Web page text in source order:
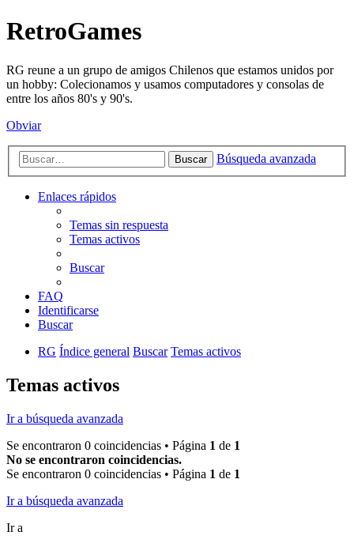
RetroGames
RG reune a un grupo de amigos Chilenos que estamos unidos por
un hobby: Colecionamos y usamos computadores y consolas de
entre los años 80's y 90's.
Obviar
Buscar Búsqueda avanzada
Enlaces rápidos
Temas sin respuesta
Temas activos
Buscar
FAQ
Identificarse
Buscar
RG Índice general Buscar Temas activos
Temas activos
Ir a búsqueda avanzada
Se encontraron 0 coincidencias • Página 1 de 1
No se encontraron coincidencias.
Se encontraron 0 coincidencias • Página 1 de 1
Ir a búsqueda avanzada
Ir a